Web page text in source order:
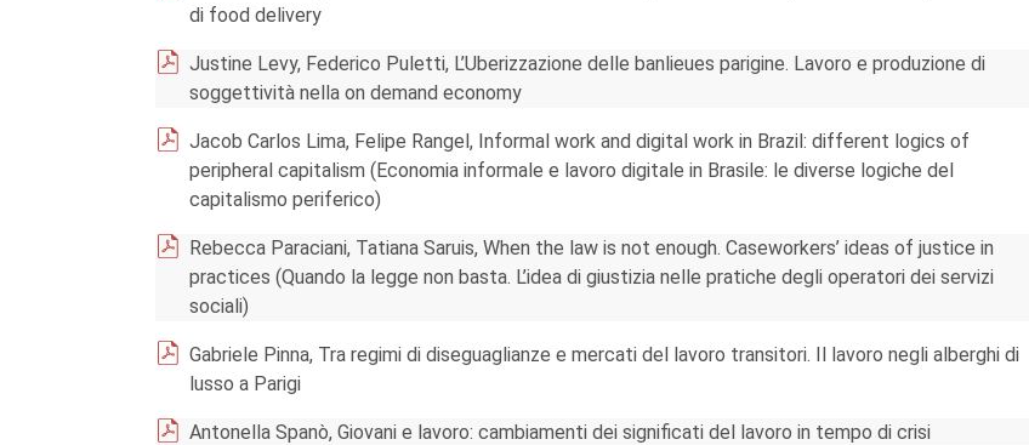
di food delivery
Justine Levy, Federico Puletti, L’Uberizzazione delle banlieues parigine. Lavoro e produzione di
soggettività nella on demand economy
Jacob Carlos Lima, Felipe Rangel, Informal work and digital work in Brazil: different logics of
peripheral capitalism (Economia informale e lavoro digitale in Brasile: le diverse logiche del
capitalismo periferico)
Rebecca Paraciani, Tatiana Saruis, When the law is not enough. Caseworkers’ ideas of justice in
practices (Quando la legge non basta. L’idea di giustizia nelle pratiche degli operatori dei servizi
sociali)
Gabriele Pinna, Tra regimi di diseguaglianze e mercati del lavoro transitori. Il lavoro negli alberghi di
lusso a Parigi
Antonella Spanò, Giovani e lavoro: cambiamenti dei significati del lavoro in tempo di crisi